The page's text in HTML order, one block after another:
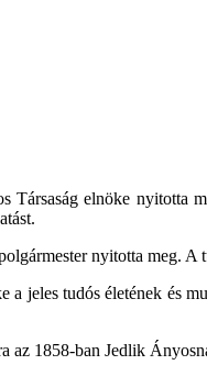
elnöke nyitotta
nyitotta meg. A
a jeles tudós életének és
1858-ban Jedlik